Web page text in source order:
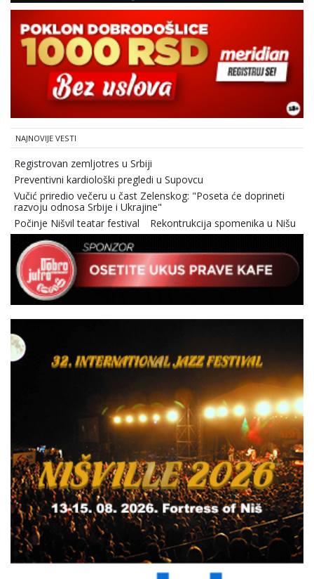
NAJNOVIJE VESTI
Registrovan zemljotres u Srbiji
Preventivni kardiološki pregledi u Supovcu
Vučić priredio večeru u čast Zelenskog: "Poseta će doprineti
razvoju odnosa Srbije i Ukrajine"
Počinje Nišvil teatar festival
Rekontrukcija spomenika u Nišu